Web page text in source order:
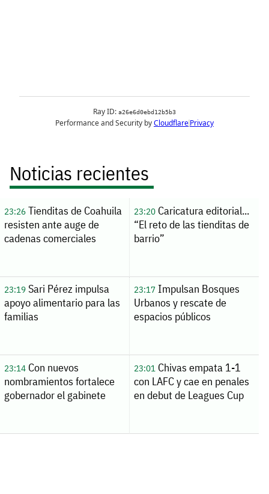
Noticias recientes
23:26Tienditas de Coahuila
resisten ante auge de
cadenas comerciales
23:20Caricatura editorial...
“El reto de las tienditas de
barrio”
23:19Sari Pérez impulsa
apoyo alimentario para las
familias
23:17Impulsan Bosques
Urbanos y rescate de
espacios públicos
23:14Con nuevos
nombramientos fortalece
gobernador el gabinete
23:01Chivas empata 1-1
con LAFC y cae en penales
en debut de Leagues Cup